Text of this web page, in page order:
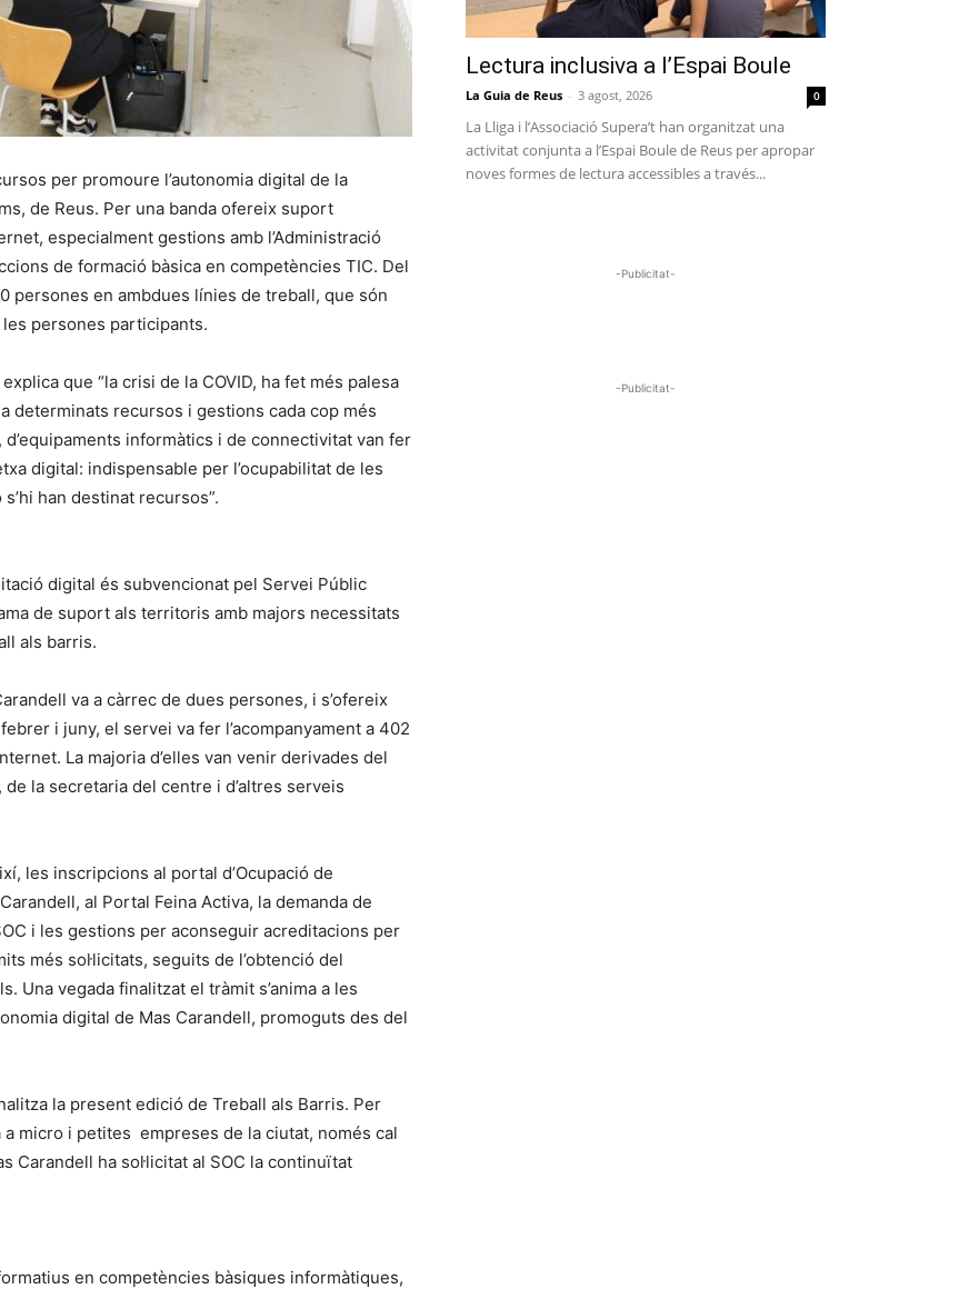
per promoure l’autonomia digital de la
de Reus. Per una banda ofereix suport
especialment gestions amb l’Administració
de formació bàsica en competències TIC. Del
persones en ambdues línies de treball, que són
persones participants.
que “la crisi de la COVID, ha fet més palesa
determinats recursos i gestions cada cop més
informàtics i de connectivitat van fer
digital: indispensable per l’ocupabilitat de les
han destinat recursos”.
digital és subvencionat pel Servei Públic
de suport als territoris amb majors necessitats
als barris.
va a càrrec de dues persones, i s’ofereix
i juny, el servei va fer l’acompanyament a 402
La majoria d’elles van venir derivades del
la secretaria del centre i d’altres serveis
les inscripcions al portal d’Ocupació de
al Portal Feina Activa, la demanda de
i les gestions per aconseguir acreditacions per
més sol·licitats, seguits de l’obtenció del
Una vegada finalitzat el tràmit s’anima a les
digital de Mas Carandell, promoguts des del
la present edició de Treball als Barris. Per
a micro i petites empreses de la ciutat, només cal
Carandell ha sol·licitat al SOC la continuïtat
en competències bàsiques informàtiques,
Lectura inclusiva a l’Espai Boule
La Guia de Reus - 3 agost, 2026 0
La Lliga i l’Associació Supera’t han organitzat una
activitat conjunta a l’Espai Boule de Reus per apropar
noves formes de lectura accessibles a través...
-Publicitat-
-Publicitat-